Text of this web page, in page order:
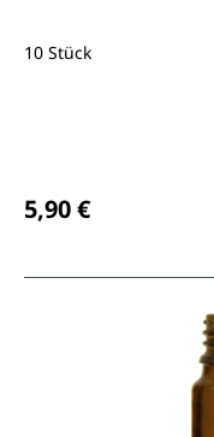
10 Stück
5,90 €